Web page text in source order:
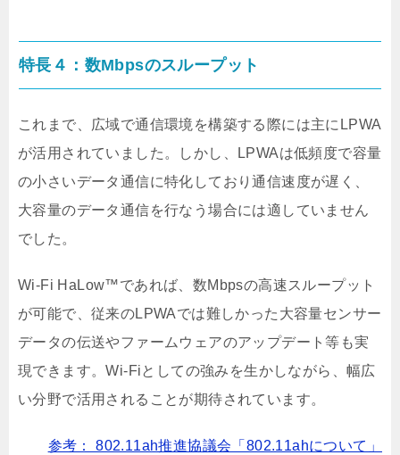
特長４：数Mbpsのスループット
これまで、広域で通信環境を構築する際には主にLPWA
が活用されていました。しかし、LPWAは低頻度で容量
の小さいデータ通信に特化しており通信速度が遅く、
大容量のデータ通信を行なう場合には適していません
でした。
Wi-Fi HaLow™であれば、数Mbpsの高速スループット
が可能で、従来のLPWAでは難しかった大容量センサー
データの伝送やファームウェアのアップデート等も実
現できます。Wi-Fiとしての強みを生かしながら、幅広
い分野で活用されることが期待されています。
参考： 802.11ah推進協議会「802.11ahについて」